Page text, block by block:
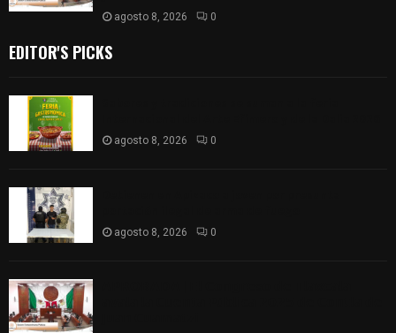
agosto 8, 2026 0
EDITOR'S PICKS
agosto 8, 2026 0
agosto 8, 2026 0